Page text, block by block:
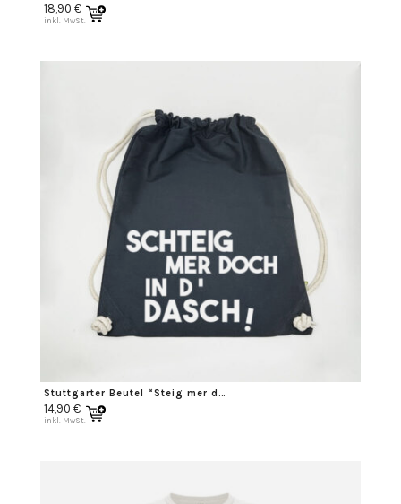
18,90 €
inkl. MwSt.
Stuttgarter Beutel “Steig mer doch in ‘d Dasch”
14,90 €
inkl. MwSt.